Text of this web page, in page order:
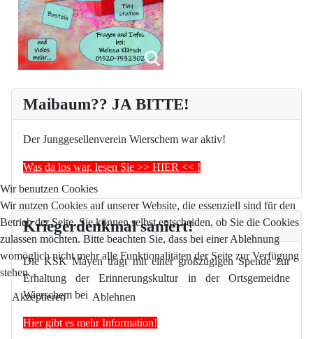
Maibaum?? JA BITTE!
Der Junggesellenverein Wierschem war aktiv!
Was da los war, lesen Sie >> HIER << !
Kriegerdenkmal saniert!
Die KSK Mayen trägt mit einer großzügigen Spende zur
Erhaltung der Erinnerungskultur in der Ortsgemeidne
Wierschem bei
Hier gibt es mehr Information!
Wir benutzen Cookies
Wir nutzen Cookies auf unserer Website, die essenziell sind für den
Betrieb der Seite. Sie können selbst entscheiden, ob Sie die Cookies
zulassen möchten. Bitte beachten Sie, dass bei einer Ablehnung
womöglich nicht mehr alle Funktionalitäten der Seite zur Verfügung
stehen.
Akzeptieren Ablehnen